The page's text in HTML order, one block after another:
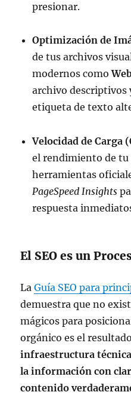
presionar.
Optimización de
de tus archivos
modernos como
archivo descriptivos
etiqueta de texto
Velocidad de Carga
el rendimiento de tu
herramientas
PageSpeed Insights
respuesta
El SEO es un
LaGuía SEO para
demuestra que no
mágicos para
orgánico es el
infraestructura
la información con
contenido